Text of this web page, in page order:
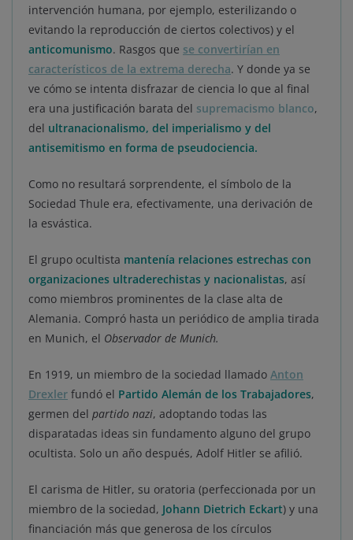
intervención humana, por ejemplo, esterilizando o
evitando la reproducción de ciertos colectivos) y el
anticomunismo. Rasgos que se convertirían en
característicos de la extrema derecha. Y donde ya se
ve cómo se intenta disfrazar de ciencia lo que al final
era una justificación barata del supremacismo blanco,
del ultranacionalismo, del imperialismo y del
antisemitismo en forma de pseudociencia.
Como no resultará sorprendente, el símbolo de la
Sociedad Thule era, efectivamente, una derivación de
la esvástica.
El grupo ocultista mantenía relaciones estrechas con
organizaciones ultraderechistas y nacionalistas, así
como miembros prominentes de la clase alta de
Alemania. Compró hasta un periódico de amplia tirada
en Munich, el Observador de Munich.
En 1919, un miembro de la sociedad llamado Anton
Drexler fundó el Partido Alemán de los Trabajadores,
germen del partido nazi, adoptando todas las
disparatadas ideas sin fundamento alguno del grupo
ocultista. Solo un año después, Adolf Hitler se afilió.
El carisma de Hitler, su oratoria (perfeccionada por un
miembro de la sociedad, Johann Dietrich Eckart) y una
financiación más que generosa de los círculos